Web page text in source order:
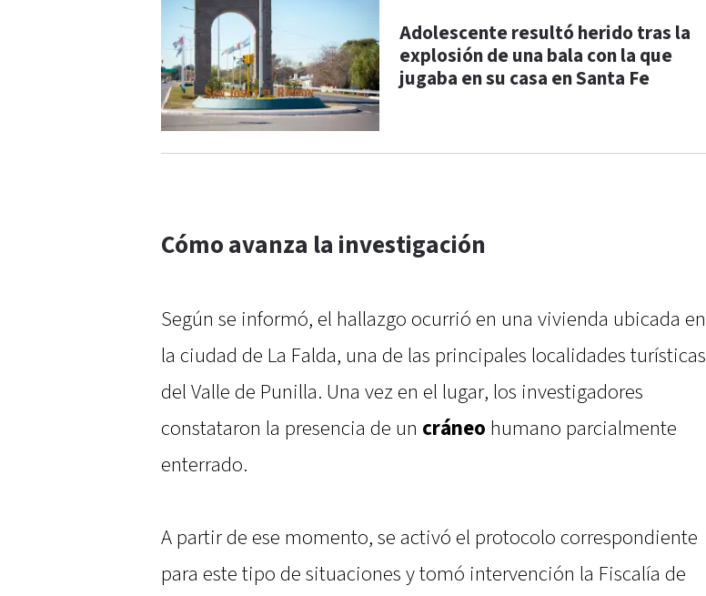
Adolescente resultó herido tras la
explosión de una bala con la que
jugaba en su casa en Santa Fe
Cómo avanza la investigación
Según se informó, el hallazgo ocurrió en una vivienda ubicada en
la ciudad de La Falda, una de las principales localidades turísticas
del Valle de Punilla. Una vez en el lugar, los investigadores
constataron la presencia de un cráneo humano parcialmente
enterrado.
A partir de ese momento, se activó el protocolo correspondiente
para este tipo de situaciones y tomó intervención la Fiscalía de